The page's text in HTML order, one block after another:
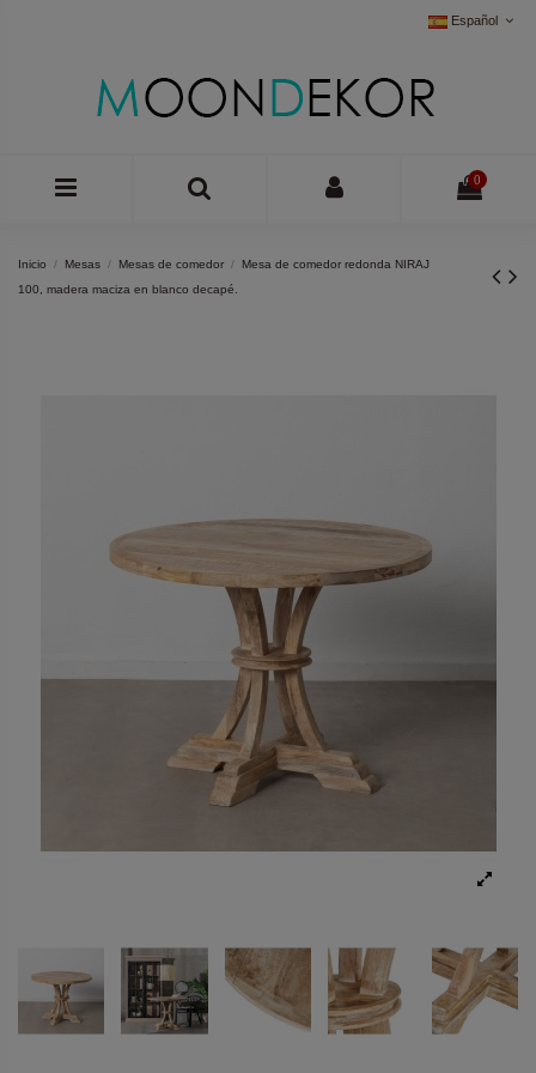
Español
0
Inicio Mesas Mesas de comedor
Mesa de comedor redonda NIRAJ
100, madera maciza en blanco decapé.